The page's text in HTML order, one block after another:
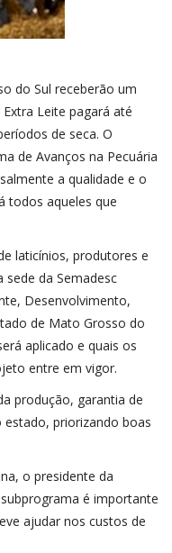
do Sul receberão um
Leite pagará até
de seca. O
de Avanços na Pecuária
a qualidade e o
todos aqueles que
laticínios, produtores e
da Semadesc
Desenvolvimento,
de Mato Grosso do
aplicado e quais os
entre em vigor.
produção, garantia de
priorizando boas
o presidente da
é importante
ajudar nos custos de